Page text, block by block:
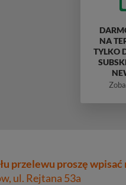
NA
TYLKO
przelewu proszę wpisać
ul. Rejtana 53a